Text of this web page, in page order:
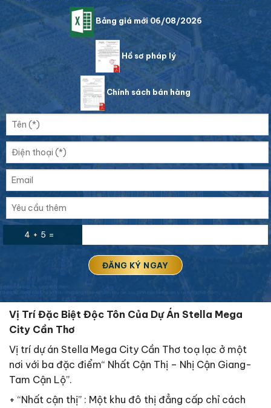
Bảng giá mới 06/08/2026
Hồ sơ pháp lý
Chính sách bán hàng
4 + 5 =
Vị Trí Đặc Biệt Độc Tôn Của Dự Án Stella Mega
City Cần Thơ
Vị trí dự án Stella Mega City Cần Thơ toạ lạc ở một
nơi với ba đặc điểm“ Nhất Cận Thị – Nhị Cận Giang-
Tam Cận Lộ”.
+ “Nhất cận thị” : Một khu đô thị đẳng cấp chỉ cách